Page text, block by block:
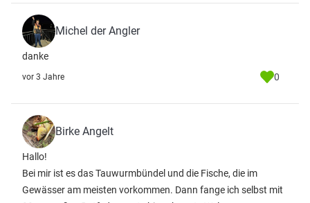
Michel der Angler
danke
vor 3 Jahre 0
Birke Angelt
Hallo!
Bei mir ist es das Tauwurmbündel und die Fische, die im
Gewässer am meisten vorkommen. Dann fange ich selbst mit